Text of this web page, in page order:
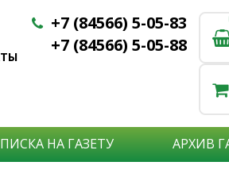
+7 (84566) 5-05-83
+7 (84566) 5-05-88
НА ГАЗЕТУ АРХИВ